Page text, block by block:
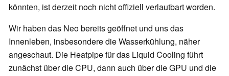
könnten, ist derzeit noch nicht offiziell verlautbart worden.
Wir haben das Neo bereits geöffnet und uns das
Innenleben, insbesondere die Wasserkühlung, näher
angeschaut. Die Heatpipe für das Liquid Cooling führt
zunächst über die CPU, dann auch über die GPU und die